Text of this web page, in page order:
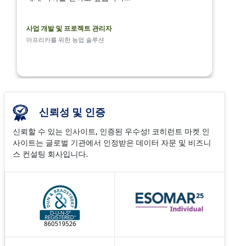
사업 개발 및 프로젝트 관리자
아프리카를 위한 농업 솔루션
신뢰성 및 인증
신뢰할 수 있는 인사이트, 인증된 우수성! 코히런트 마켓 인
사이트는 글로벌 기관에서 인정받은 데이터 자문 및 비즈니
스 컨설팅 회사입니다.
860519526